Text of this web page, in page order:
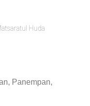
Huda
Panempan,